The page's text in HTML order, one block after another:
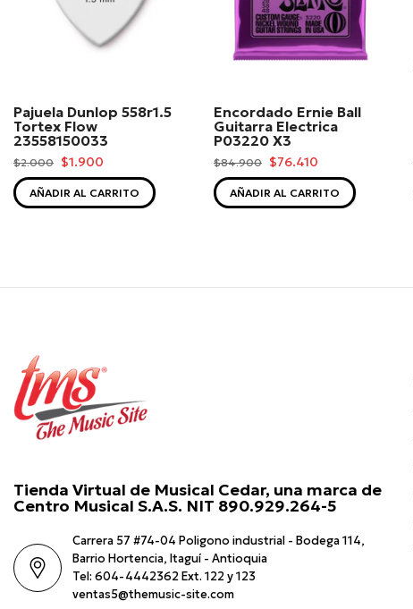
Pajuela Dunlop 558r1.5
Tortex Flow
23558150033
$2.000 $1.900
AÑADIR AL CARRITO
Encordado Ernie Ball
Guitarra Electrica
P03220 X3
$84.900 $76.410
AÑADIR AL CARRITO
Tienda Virtual de Musical Cedar, una marca de
Centro Musical S.A.S. NIT 890.929.264-5
Carrera 57 #74-04 Poligono industrial - Bodega 114,
Barrio Hortencia, Itaguí - Antioquia
Tel: 604-4442362 Ext. 122 y 123
ventas5@themusic-site.com